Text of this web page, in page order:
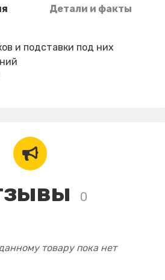
Детали и факты
и подставки под них
0
товару пока нет